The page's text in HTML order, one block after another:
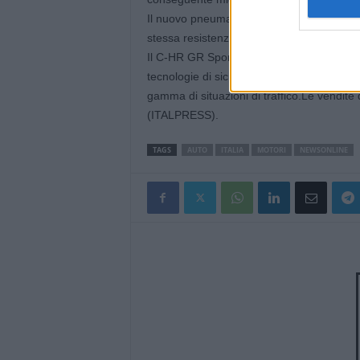
Il nuovo pneumatico risulta anche più
stessa resistenza al rotolamento e simili
Il C-HR GR Sport sarà equipaggiato con
tecnologie di sicurezza attiva progettate
gamma di situazioni di traffico.Le
(ITALPRESS).
TAGS